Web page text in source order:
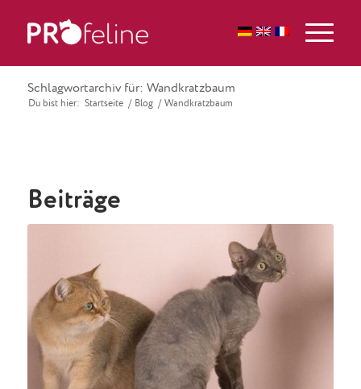
Schlagwortarchiv für: Wandkratzbaum
Du bist hier: Startseite / Blog / Wandkratzbaum
Beiträge